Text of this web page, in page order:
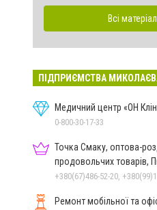
Всі
ПІДПРИЄМСТВА
Медичний центр «ОН
0-800-30-17-33
Точка Смаку, оптова-
продовольчих товарів,
Ремонт мобільної та